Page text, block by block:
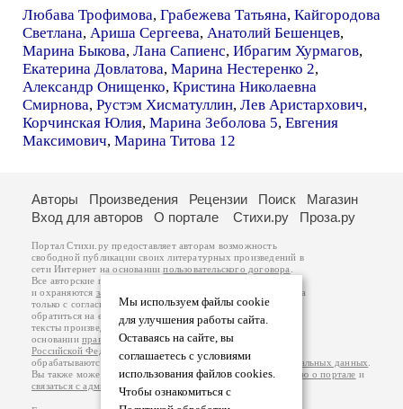
Любава Трофимова, Грабежева Татьяна, Кайгородова
Светлана, Ариша Сергеева, Анатолий Бешенцев,
Марина Быкова, Лана Сапиенс, Ибрагим Хурмагов,
Екатерина Довлатова, Марина Нестеренко 2,
Александр Онищенко, Кристина Николаевна
Смирнова, Рустэм Хисматуллин, Лев Аристархович,
Корчинская Юлия, Марина Зеболова 5, Евгения
Максимович, Марина Титова 12
Мы используем файлы cookie
для улучшения работы сайта.
Оставаясь на сайте, вы
соглашаетесь с условиями
использования файлов cookies.
Чтобы ознакомиться с
Авторы Произведения Рецензии Поиск
Магазин
Вход для авторов
О портале Стихи.ру Проза.ру
Портал Стихи.ру предоставляет авторам возможность
свободной публикации своих литературных произведений в
сети Интернет на основаниипользовательского договора
Все авторские права на произведения принадлежат авторам
и охраняются законом
. Перепечатка произведений возможна
только с согласия его автора, к которому вы можете
обратиться на его авторской странице. Ответственность за
тексты произведений авторы несут самостоятельно на
основанииправил публикацииизаконодательства
Российской Федерации
обрабатываются на основанииПолитики обработки персональных данных
Вы также можете посмотреть более подробнуюинформацию о портале и
связаться с администрацией